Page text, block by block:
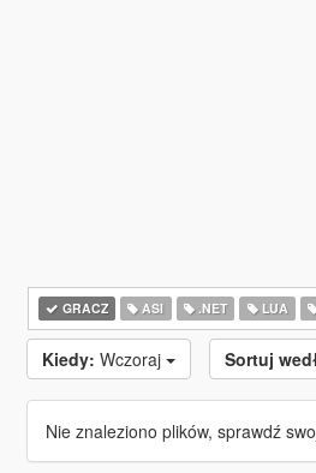
GRACZ ASI .NET LUA
Kiedy: Wczoraj Sortuj
Nie znaleziono plików, sprawdź